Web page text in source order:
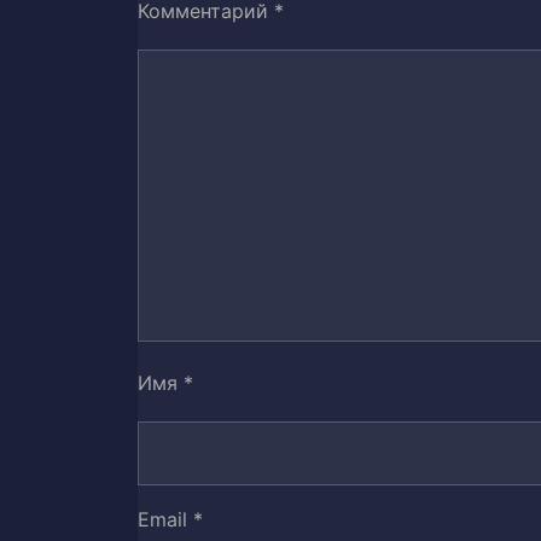
33 Глава 32. Глава 32 — Сяо Юе`эр
40 Глава 39. Сражение с Хуанфу
41 Глава 40. Убийство Духовного
Комментарий *
Имя *
Email *